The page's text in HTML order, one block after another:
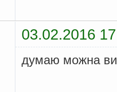
03.02.2016
думаю можна